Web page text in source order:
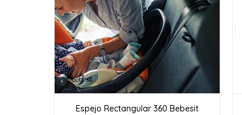
Espejo Rectangular 360 Bebesit